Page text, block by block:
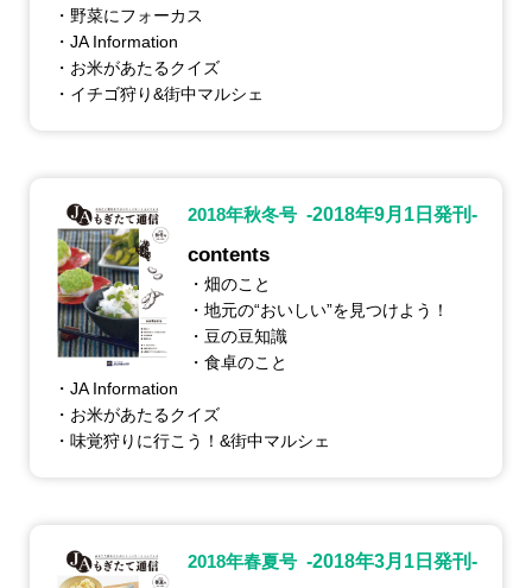
・野菜にフォーカス
・JA Information
・お米があたるクイズ
・イチゴ狩り&街中マルシェ
2018年秋冬号 -2018年9月1日発刊-
contents
・畑のこと
・地元の“おいしい”を見つけよう！
・豆の豆知識
・食卓のこと
・JA Information
・お米があたるクイズ
・味覚狩りに行こう！&街中マルシェ
2018年春夏号 -2018年3月1日発刊-